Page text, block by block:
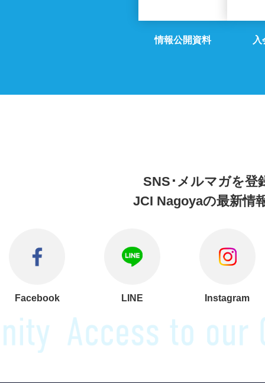
情報公開資料
SNS･メルマガを登
JCI Nagoyaの最新情
Facebook LINE Instagram